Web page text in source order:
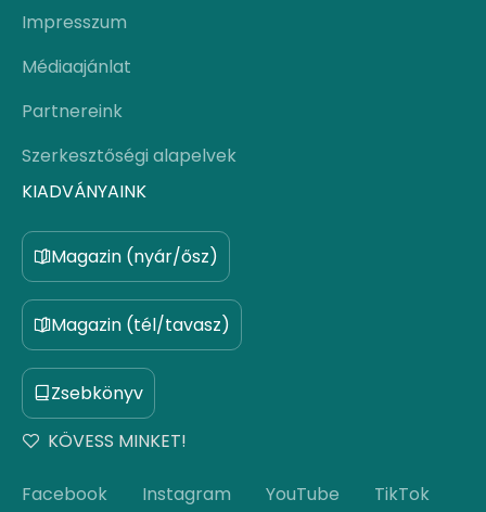
Impresszum
Médiaajánlat
Partnereink
Szerkesztőségi alapelvek
KIADVÁNYAINK
Magazin (nyár/ősz)
Magazin (tél/tavasz)
Zsebkönyv
KÖVESS MINKET!
Facebook Instagram YouTube TikTok